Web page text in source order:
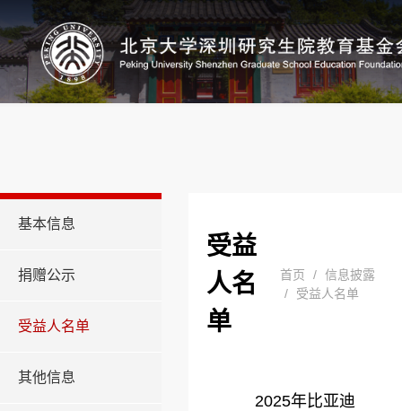
基本信息
捐赠公示
受益人名单
其他信息
受益
人名
单
首页 / 信息披露
/
受益人名单
2025年比亚迪